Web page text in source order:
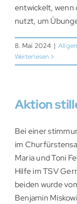
entwickelt, wenn
nutzt, um
8. Mai 2024 |
Weiterlesen
Aktion
Bei einer
im
Maria und Toni
Hilfe im TSV
beiden wurde
Benjamin